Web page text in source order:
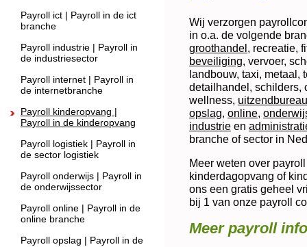
Wij verzorgen
in o.a. de volgende
groothandel, recreatie,
beveiliging, vervoer,
landbouw, taxi, metaal,
detailhandel, schilders,
wellness, uitzendbureau
opslag, online,
industrie en
branche of sector in
Meer weten over
kinderdagopvang of
ons een gratis geheel
bij 1 van onze payroll
Meer payroll
Payroll ict | Payroll in de ict
branche
Payroll industrie | Payroll in
de industriesector
Payroll internet | Payroll in
de internetbranche
Payroll kinderopvang |
Payroll in de kinderopvang
Payroll logistiek | Payroll in
de sector logistiek
Payroll onderwijs | Payroll in
de onderwijssector
Payroll online | Payroll in de
online branche
Payroll opslag | Payroll in de